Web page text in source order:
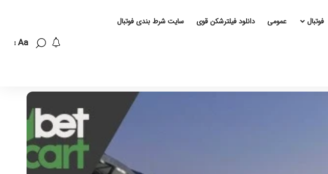
فوتبال عمومی دانلود فیلترشکن قوی سایت شرط بندی فوتبال
Aa